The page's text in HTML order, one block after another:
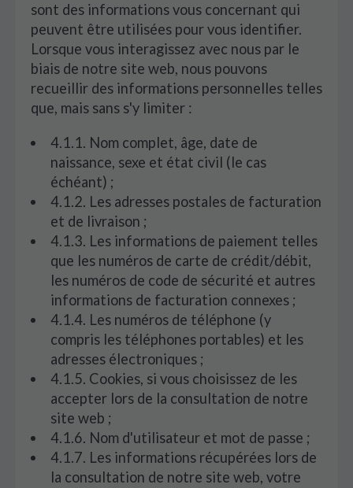
sont des informations vous concernant qui
peuvent être utilisées pour vous identifier.
Lorsque vous interagissez avec nous par le
biais de notre site web, nous pouvons
recueillir des informations personnelles telles
que, mais sans s'y limiter :
4.1.1. Nom complet, âge, date de
naissance, sexe et état civil (le cas
échéant) ;
4.1.2. Les adresses postales de facturation
et de livraison ;
4.1.3. Les informations de paiement telles
que les numéros de carte de crédit/débit,
les numéros de code de sécurité et autres
informations de facturation connexes ;
4.1.4. Les numéros de téléphone (y
compris les téléphones portables) et les
adresses électroniques ;
4.1.5. Cookies, si vous choisissez de les
accepter lors de la consultation de notre
site web ;
4.1.6. Nom d'utilisateur et mot de passe ;
4.1.7. Les informations récupérées lors de
la consultation de notre site web, votre